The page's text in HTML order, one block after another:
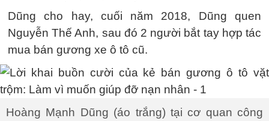
Dũng cho hay, cuối năm 2018, Dũng quen
Nguyễn Thế Anh, sau đó 2 người bắt tay hợp tác
mua bán gương xe ô tô cũ.
Hoàng Mạnh Dũng (áo trắng) tại cơ quan công